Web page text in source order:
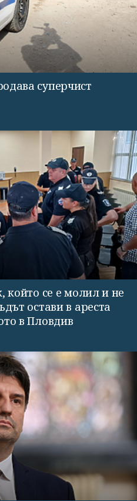
суперчист
който се е молил и не
остави в ареста
в Пловдив